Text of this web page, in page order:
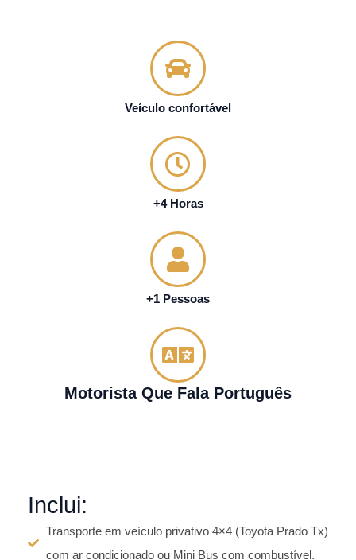
Veículo confortável
+4 Horas
+1 Pessoas
Motorista Que Fala Português
Inclui:
Transporte em veículo privativo 4×4 (Toyota Prado Tx)
com ar condicionado ou Mini Bus com combustível.